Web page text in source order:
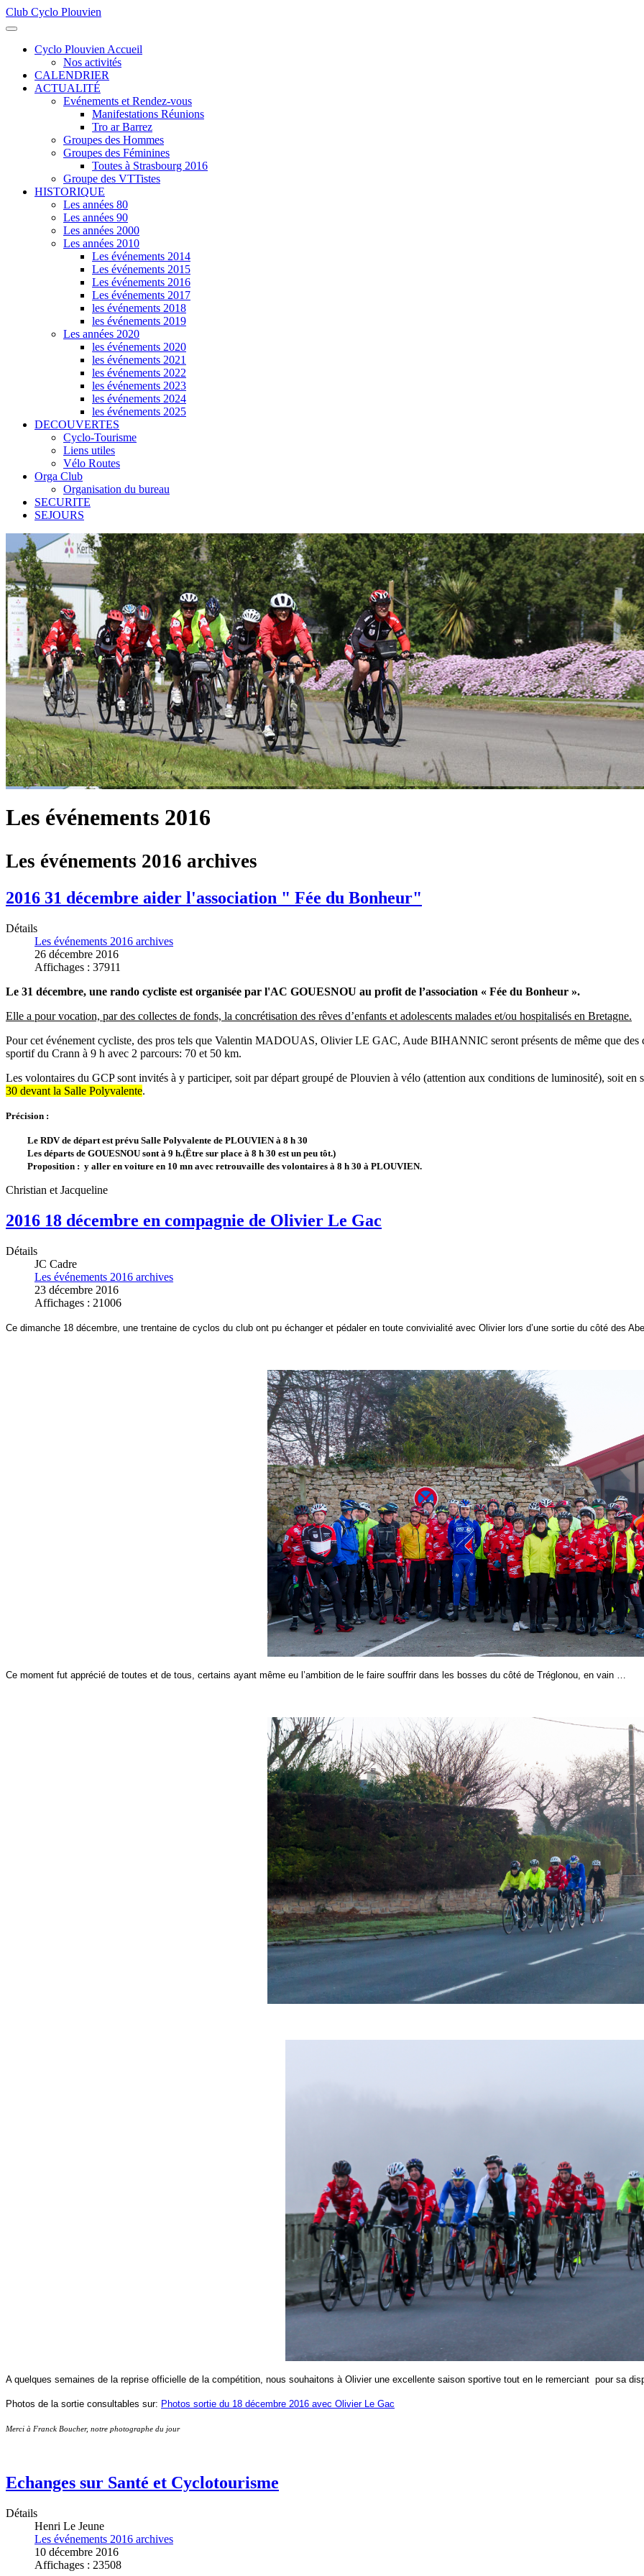
Club Cyclo Plouvien
Cyclo Plouvien Accueil
Nos activités
CALENDRIER
ACTUALITÉ
Evénements et Rendez-vous
Manifestations Réunions
Tro ar Barrez
Groupes des Hommes
Groupes des Féminines
Toutes à Strasbourg 2016
Groupe des VTTistes
HISTORIQUE
Les années 80
Les années 90
Les années 2000
Les années 2010
Les événements 2014
Les événements 2015
Les événements 2016
Les événements 2017
les événements 2018
les événements 2019
Les années 2020
les événements 2020
les événements 2021
les événements 2022
les événements 2023
les événements 2024
les événements 2025
DECOUVERTES
Cyclo-Tourisme
Liens utiles
Vélo Routes
Orga Club
Organisation du bureau
SECURITE
SEJOURS
Les événements 2016
Les événements 2016 archives
2016 31 décembre aider l'association " Fée du Bonheur"
Détails
Les événements 2016 archives
26 décembre 2016
Affichages : 37911
Le 31 décembre, une rando cycliste est organisée par l'AC GOUESNOU au profit de l’association « Fée du Bonheur ».
Elle a pour vocation, par des collectes de fonds, la concrétisation des rêves d’enfants et adolescents malades et/ou hospitalisés en Bretagne.
Pour cet événement cycliste, des pros tels que Valentin MADOUAS, Olivier LE GAC, Aude BIHANNIC seront présents de même que des
sportif du Crann à 9 h avec 2 parcours: 70 et 50 km.
Les volontaires du GCP sont invités à y participer, soit par départ groupé de Plouvien à vélo (attention aux conditions de luminosité), soit
30 devant la Salle Polyvalente.
Précision :
Le RDV de départ est prévu Salle Polyvalente de PLOUVIEN à 8 h 30
Les départs de GOUESNOU sont à 9 h.(Ëtre sur place à 8 h 30 est un peu tôt.)
Proposition : y aller en voiture en 10 mn avec retrouvaille des volontaires à 8 h 30 à PLOUVIEN.
Christian et Jacqueline
2016 18 décembre en compagnie de Olivier Le Gac
Détails
JC Cadre
Les événements 2016 archives
23 décembre 2016
Affichages : 21006
Ce dimanche 18 décembre, une trentaine de cyclos du club ont pu échanger et pédaler en toute convivialité avec Olivier lors d’une sortie du côté des
Ce moment fut apprécié de toutes et de tous, certains ayant même eu l’ambition de le faire souffrir dans les bosses du côté de Tréglonou, en vain …
A quelques semaines de la reprise officielle de la compétition, nous souhaitons à Olivier une excellente saison sportive tout en le remerciant pour sa
Photos de la sortie consultables sur: Photos sortie du 18 décembre 2016 avec Olivier Le Gac
Merci à Franck Boucher, notre photographe du jour
Echanges sur Santé et Cyclotourisme
Détails
Henri Le Jeune
Les événements 2016 archives
10 décembre 2016
Affichages : 23508
précédente
précédent
suivante
suivant